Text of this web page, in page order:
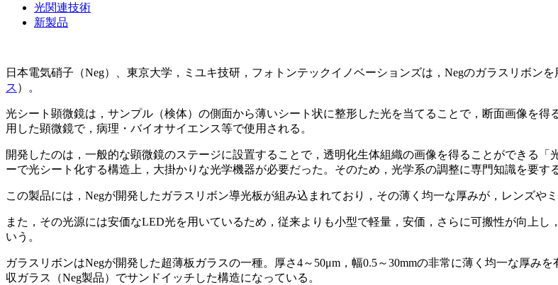
光関連技術
新製品
日本電気硝子（Neg）、東京大学，ミユキ技研，フォトンテックイノベーションズは，Negのガラスリボン
ス ）。
光シート顕微鏡は，サンプル（検体）の側面から薄いシート状に整形した光を当てることで，断面画像を得
用した顕微鏡で，病理・バイオサイエンス等で使用される。
開発したのは，一般的な顕微鏡のステージに設置することで，透明化生体組織の画像を得ることができる
ーで光シート化する構造上，大掛かりな光学機器が必要だった。そのため，光学系の調整に専門知識を要
この製品には，Negが開発したガラスリボン導光板が組み込まれており，その薄く均一な厚みが，レンズや
また，その光源には安価なLED光を用いているため，従来よりも小型で軽量，安価，さらに可搬性が向上
いう。
ガラスリボンはNegが開発した超薄板ガラスの一種。厚さ4～50μm，幅0.5～30mmの非常に薄く均一な厚み
収ガラス（Neg製品）でサンドイッチした構造になっている。